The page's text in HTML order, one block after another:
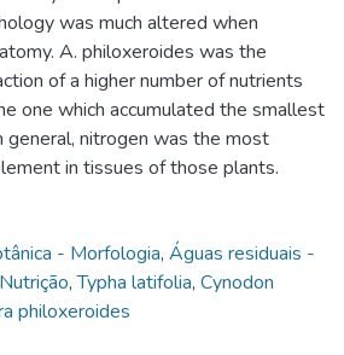
was much altered when
A. philoxeroides was the
of a higher number of nutrients
one which accumulated the smallest
general, nitrogen was the most
in tissues of those plants.
- Morfologia, Águas residuais -
,Typha latifolia, Cynodon
philoxeroides